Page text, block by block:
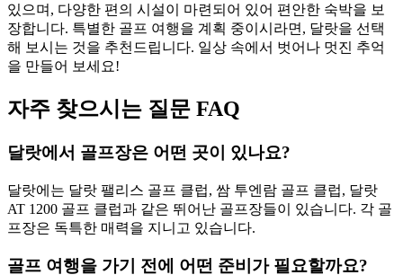
있으며, 다양한 편의 시설이 마련되어 있어 편안한 숙박을 보
장합니다. 특별한 골프 여행을 계획 중이시라면, 달랏을 선택
해 보시는 것을 추천드립니다. 일상 속에서 벗어나 멋진 추억
을 만들어 보세요!
자주 찾으시는 질문 FAQ
달랏에서 골프장은 어떤 곳이 있나요?
달랏에는 달랏 팰리스 골프 클럽, 쌈 투엔람 골프 클럽, 달랏
AT 1200 골프 클럽과 같은 뛰어난 골프장들이 있습니다. 각 골
프장은 독특한 매력을 지니고 있습니다.
골프 여행을 가기 전에 어떤 준비가 필요할까요?